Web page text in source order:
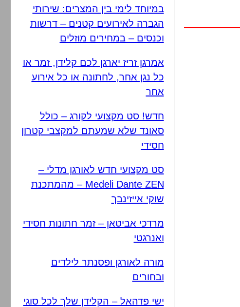
במיוחד לימי בין המצרים: שירותי
הגברה לאירועים קטנים – דרשות
וכנסים – במחירים מוזלים
אמרגן זריז יארגן לכם קלידן, זמר או
כל נגן אחר, לחתונה או כל אירוע
אחר
חדש! סט מקצועי לקורג – כולל
סאונד שלא שמעתם למקצבי קטרון
חסידי
סט מקצועי חדש לאורגן מדלי –
Medeli Dante ZEN – מהמתכנת
שוקי אייזינבך
מרדכי אביטאן – זמר חתונות חסידי
ואנרגטי
מורה לאורגן ופסנתר לילדים
ובחורים
ישי פדהאל – הקלידן שלך לכל סוגי